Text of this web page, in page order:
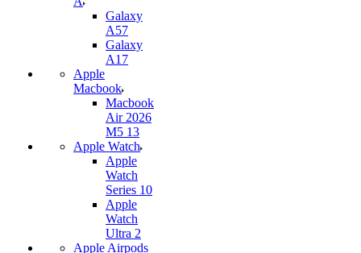
Galaxy
A57
Galaxy
A17
Apple
Macbook
Macbook
Air 2026
M5 13
Apple Watch
Apple
Watch
Series 10
Apple
Watch
Ultra 2
Apple Airpods